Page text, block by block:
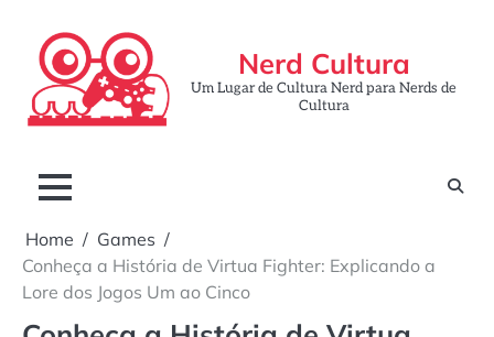
content
Nerd Cultura
Um Lugar de Cultura Nerd para Nerds de
Cultura
Home
Games
Conheça a História de Virtua Fighter: Explicando a
Lore dos Jogos Um ao Cinco